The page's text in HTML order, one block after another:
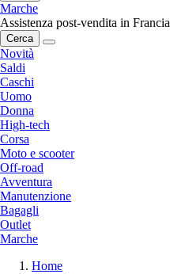
Marche
Assistenza post-vendita in Francia
Cerca
Novità
Saldi
Caschi
Uomo
Donna
High-tech
Corsa
Moto e scooter
Off-road
Avventura
Manutenzione
Bagagli
Outlet
Marche
Home